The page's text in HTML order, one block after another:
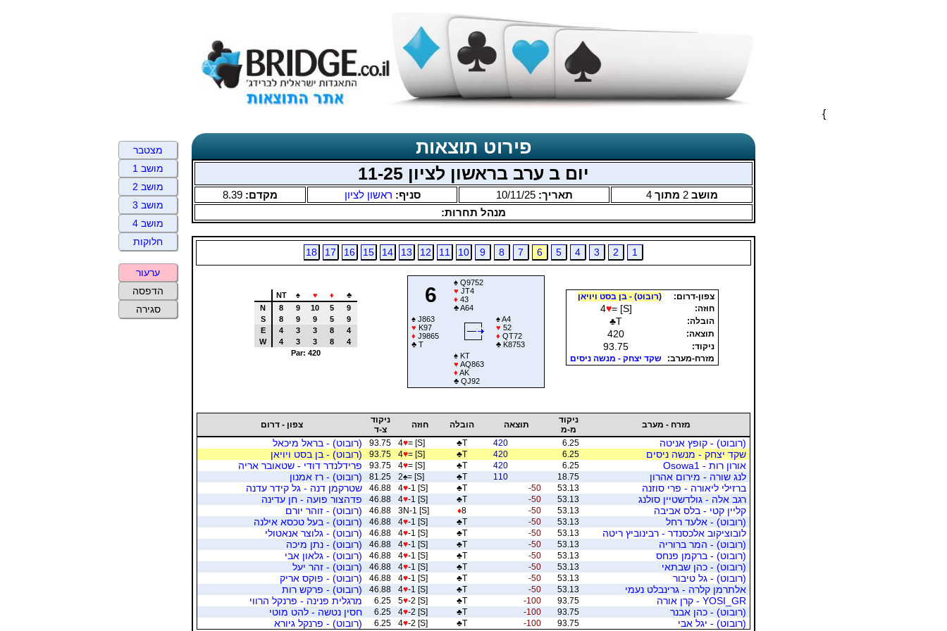
}
פירוט תוצאות
יום ב ערב בראשון לציון 11-25
מושב2 מתוך4 תאריך:10/11/25 סניף: ראשון לציון מקדם: 8.39
מנהל תחרות:
1
2
3
4
5
6
7
8
9
10
11
12
13
14
15
16
17
18
צפון-דרום:
(רובוט) - בן בסט ויויאן
חוזה:
4♥= [S]
הובלה: ♣T
תוצאה: 420
ניקוד: 93.75
מזרח-מערב: שקד יצחק - מנשה ניסים
6
♠ Q9752
♥ JT4
♦ 43
♣A64
♠ J863
♥ K97
♦ J9865
♣ T
♠A4
♥ 52
♦ QT72
♣ K8753
♠ KT
♥ AQ863
♦ AK
♣ QJ92
NT ♠ ♥ ♦
♣
N
8 9 10 5
9
S
8 9 9 5
9
E
4 3 3 8
4
W
4 3 3 8
4
Par: 420
מזרח - מערב
ניקוד
מ-מ
תוצאה הובלה חוזה
ניקוד
צ-ד
צפון - דרום
(רובוט) - קופץ אניטה 6.25
420
♣T
4♥= [S]
93.75
(רובוט) - בראל מיכאל
שקד יצחק - מנשה ניסים
6.25
420
♣T
4♥= [S]
93.75
(רובוט) - בן בסט ויויאן
אורון רות - Osowa1
6.25
420
♣T
4♥= [S]
93.75
פרידלנדר דודי - שטאובר אריה
לנג שורה - מירום אהרון
18.75
110
♣T
2♠= [S]
81.25
(רובוט) - רז אמנון
ברזילי ליאורה - פרי סוזנה
53.13
-50
♣T
4♥-1 [S]
46.88
שטרקמן דנה - גל קידר עדנה
רגב אלה - גולדשטיין סולנג
53.13
-50
♣T
4♥-1 [S]
46.88
פדהצור פועה - חן עדינה
קליין קטי - בלס אביבה
53.13
-50
♦8
3N-1 [S]
46.88
(רובוט) - זוהר יורם
(רובוט) - אלעד רחל
53.13
-50
♣T
4♥-1 [S]
46.88
(רובוט) - בעל טכסא אילנה
לובוציקוב אלכסנדר - רבינוביץ ריטה
53.13
-50
♣T
4♥-1 [S]
46.88
(רובוט) - גלוצר אנאטולי
(רובוט) - המר ברוריה
53.13
-50
♣T
4♥-1 [S]
46.88
(רובוט) - נתן מיכה
(רובוט) - ברקמן פנחס
53.13
-50
♣T
4♥-1 [S]
46.88
(רובוט) - גלאון אבי
(רובוט) - כהן שבתאי
53.13
-50
♣T
4♥-1 [S]
46.88
(רובוט) - זהר יעל
(רובוט) - גל טיבור
53.13
-50
♣T
4♥-1 [S]
46.88
(רובוט) - פוקס אריק
אלתרמן קלרה - גרינבלט נעמי
53.13
-50
♣T
4♥-1 [S]
46.88
(רובוט) - פרקש רות
YOSI_GR - קרן אורה
93.75
-100
♣T
5♥-2 [S]
6.25
מרגלית פנינה - פרנקל הרווי
(רובוט) - כהן אבנר
93.75
-100
♣T
4♥-2 [S]
6.25
חסין נטשה - להט מוטי
(רובוט) - יגל אבי
93.75
-100
♣T
4♥-2 [S]
6.25 (רובוט) - פרנקל גיורא
מצטבר
מושב 1
מושב 2
מושב 3
מושב 4
חלוקות
ערעור
הדפסה
סגירה